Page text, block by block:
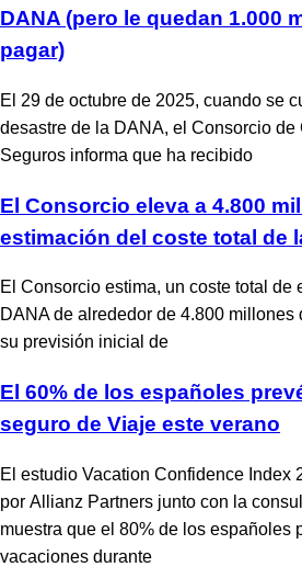
DANA (pero le quedan 1.000
pagar)
El 29 de octubre de 2025, cuando se
desastre de la DANA, el Consorcio de
Seguros informa que ha recibido
El Consorcio eleva a 4.800
estimación del coste total de
El Consorcio estima, un coste total de
DANA de alrededor de 4.800 millones
su previsión inicial de
El 60% de los españoles
seguro de Viaje este verano
El estudio Vacation Confidence Index
por Allianz Partners junto con la
muestra que el 80% de los españoles
vacaciones durante